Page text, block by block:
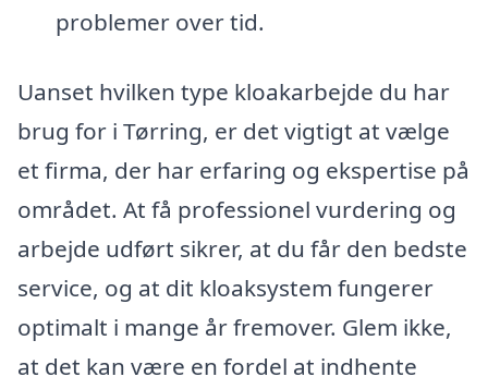
problemer over tid.
Uanset hvilken type kloakarbejde du har
brug for i Tørring, er det vigtigt at vælge
et firma, der har erfaring og ekspertise på
området. At få professionel vurdering og
arbejde udført sikrer, at du får den bedste
service, og at dit kloaksystem fungerer
optimalt i mange år fremover. Glem ikke,
at det kan være en fordel at indhente